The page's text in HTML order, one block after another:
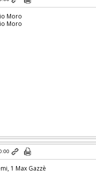
Moro
Moro
1 Max Gazzè